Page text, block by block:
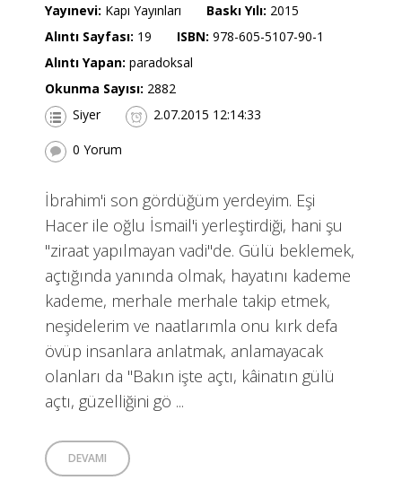
Yayınevi: Kapı Yayınları Baskı Yılı: 2015
Alıntı Sayfası: 19 ISBN: 978-605-5107-90-1
Alıntı Yapan: paradoksal
Okunma Sayısı: 2882
Siyer
2.07.2015 12:14:33
0 Yorum
İbrahim'i son gördüğüm yerdeyim. Eşi
Hacer ile oğlu İsmail'i yerleştirdiği, hani şu
"ziraat yapılmayan vadi"de. Gülü beklemek,
açtığında yanında olmak, hayatını kademe
kademe, merhale merhale takip etmek,
neşidelerim ve naatlarımla onu kırk defa
övüp insanlara anlatmak, anlamayacak
olanları da "Bakın işte açtı, kâinatın gülü
açtı, güzelliğini gö ...
DEVAMI